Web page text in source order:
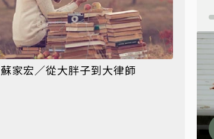
蘇家宏／從大胖子到大律師